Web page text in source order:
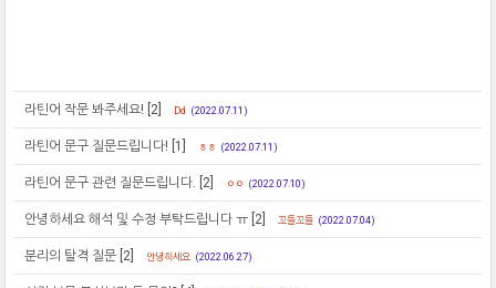
라틴어 작문 봐주세요! [2] Dd (2022.07.11)
라틴어 문구 질문드립니다! [1] ㅎㅎ (2022.07.11)
라틴어 문구 관련 질문드립니다. [2] ㅇㅇ (2022.07.10)
안녕하세요 해석 및 수정 부탁드립니다 ㅠ [2] 꼬들꼬들 (2022.07.04)
분리의 탈격 질문 [2] 안녕하세요 (2022.06.27)